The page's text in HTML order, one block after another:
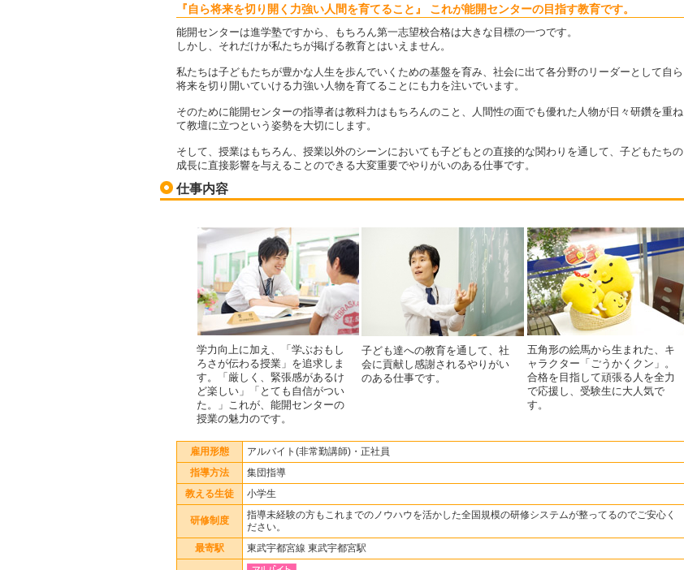
『自ら将来を切り開く力強い人間を育てること』 これが能開センターの目指す教育です。
能開センターは進学塾ですから、もちろん第一志望校合格は大きな目標の一つです。
しかし、それだけが私たちが掲げる教育とはいえません。
私たちは子どもたちが豊かな人生を歩んでいくための基盤を育み、社会に出て各分野のリーダーとして自ら
将来を切り開いていける力強い人物を育てることにも力を注いでいます。
そのために能開センターの指導者は教科力はもちろんのこと、人間性の面でも優れた人物が日々研鑽を重ね
て教壇に立つという姿勢を大切にします。
そして、授業はもちろん、授業以外のシーンにおいても子どもとの直接的な関わりを通して、子どもたちの
成長に直接影響を与えることのできる大変重要でやりがいのある仕事です。
仕事内容
学力向上に加え、「学ぶおもし
ろさが伝わる授業」を追求しま
す。「厳しく、緊張感があるけ
ど楽しい」「とても自信がつい
た。」これが、能開センターの
授業の魅力のです。
子ども達への教育を通して、社
会に貢献し感謝されるやりがい
のある仕事です。
五角形の絵馬から生まれた、キ
ャラクター「ごうかくクン」。
合格を目指して頑張る人を全力
で応援し、受験生に大人気で
す。
雇用形態 アルバイト(非常勤講師)・正社員
指導方法 集団指導
教える生徒 小学生
研修制度
指導未経験の方もこれまでのノウハウを活かした全国規模の研修システムが整ってるのでご安心く
ださい。
最寄駅 東武宇都宮線 東武宇都宮駅